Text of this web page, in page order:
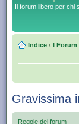
Il forum libero per chi
Indice ‹ I Forum
Gravissima
Regole del forum